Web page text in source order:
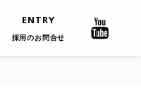
ENTRY
採用のお問合せ